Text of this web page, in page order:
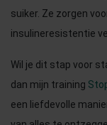
suiker. Ze zorgen
insulineresistentie
Wil je dit stap voor
dan mijn training
een liefdevolle